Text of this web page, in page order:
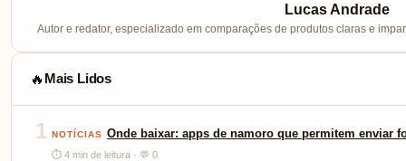
Lucas Andrade
Autor e redator, especializado em comparações de produtos claras e
🔥 Mais Lidos
1 NOTÍCIAS Onde baixar: apps de namoro que permitem enviar
⏱ 4 min de leitura · 💬 0